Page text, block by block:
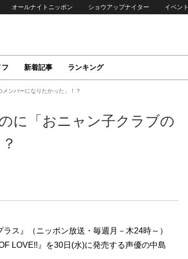
オールナイトニッポン ショウアップナイター イベント
フ 新着記事 ランキング
ンバーになりたかった」！？
に「おニャン子クラブの
ス』（ニッポン放送・毎週月－木24時～）
LOVE!!』を30日(水)に発売する声優の中島